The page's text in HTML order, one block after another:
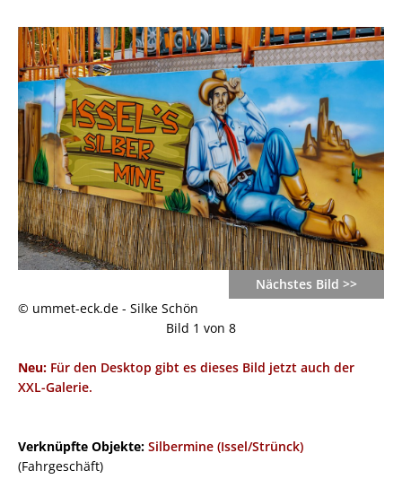
Nächstes Bild >>
© ummet-eck.de - Silke Schön
Bild 1 von 8
Neu: Für den Desktop gibt es dieses Bild jetzt auch der
XXL-Galerie.
Verknüpfte Objekte: Silbermine (Issel/Strünck)
(Fahrgeschäft)